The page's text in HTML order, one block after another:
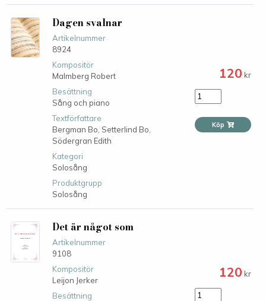
Dagen svalnar
Artikelnummer
8924
Kompositör
Malmberg Robert
Besättning
Sång och piano
Textförfattare
Bergman Bo, Setterlind Bo,
Södergran Edith
Kategori
Solosång
Produktgrupp
Solosång
120 kr
Köp
Det är något som
Artikelnummer
9108
Kompositör
Leijon Jerker
Besättning
120 kr